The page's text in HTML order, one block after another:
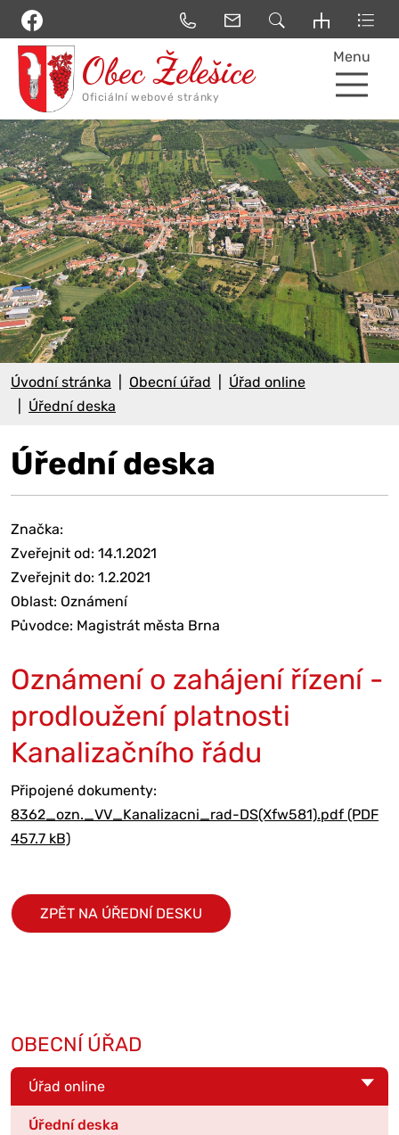
Menu
Úvodní stránka Obecní úřad
Úřad online
Úřední deska
Úřední deska
Značka:
Zveřejnit od: 14.1.2021
Zveřejnit do: 1.2.2021
Oblast: Oznámení
Původce: Magistrát města Brna
Oznámení o zahájení řízení -
prodloužení platnosti
Kanalizačního řádu
Připojené dokumenty:
8362_ozn._VV_Kanalizacni_rad-DS(Xfw581).pdf (PDF
457.7 kB)
ZPĚT NA ÚŘEDNÍ DESKU
OBECNÍ ÚŘAD
Úřad online
Úřední deska